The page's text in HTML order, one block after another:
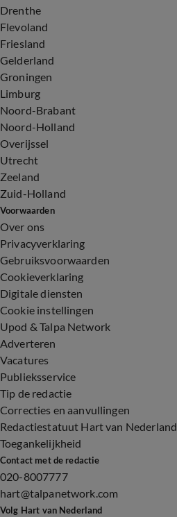
Drenthe
Flevoland
Friesland
Gelderland
Groningen
Limburg
Noord-Brabant
Noord-Holland
Overijssel
Utrecht
Zeeland
Zuid-Holland
Voorwaarden
Over ons
Privacyverklaring
Gebruiksvoorwaarden
Cookieverklaring
Digitale diensten
Cookie instellingen
Upod & Talpa Network
Adverteren
Vacatures
Publieksservice
Tip de redactie
Correcties en aanvullingen
Redactiestatuut Hart van Nederland
Toegankelijkheid
Contact met de redactie
020-8007777
hart@talpanetwork.com
Volg Hart van Nederland